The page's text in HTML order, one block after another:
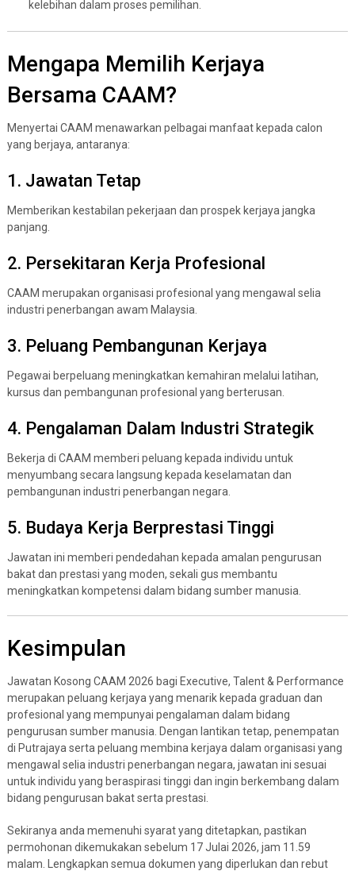
kelebihan dalam proses pemilihan.
Mengapa Memilih Kerjaya
Bersama CAAM?
Menyertai CAAM menawarkan pelbagai manfaat kepada calon
yang berjaya, antaranya:
1. Jawatan Tetap
Memberikan kestabilan pekerjaan dan prospek kerjaya jangka
panjang.
2. Persekitaran Kerja Profesional
CAAM merupakan organisasi profesional yang mengawal selia
industri penerbangan awam Malaysia.
3. Peluang Pembangunan Kerjaya
Pegawai berpeluang meningkatkan kemahiran melalui latihan,
kursus dan pembangunan profesional yang berterusan.
4. Pengalaman Dalam Industri Strategik
Bekerja di CAAM memberi peluang kepada individu untuk
menyumbang secara langsung kepada keselamatan dan
pembangunan industri penerbangan negara.
5. Budaya Kerja Berprestasi Tinggi
Jawatan ini memberi pendedahan kepada amalan pengurusan
bakat dan prestasi yang moden, sekali gus membantu
meningkatkan kompetensi dalam bidang sumber manusia.
Kesimpulan
Jawatan Kosong CAAM 2026 bagi Executive, Talent & Performance
merupakan peluang kerjaya yang menarik kepada graduan dan
profesional yang mempunyai pengalaman dalam bidang
pengurusan sumber manusia. Dengan lantikan tetap, penempatan
di Putrajaya serta peluang membina kerjaya dalam organisasi yang
mengawal selia industri penerbangan negara, jawatan ini sesuai
untuk individu yang beraspirasi tinggi dan ingin berkembang dalam
bidang pengurusan bakat serta prestasi.
Sekiranya anda memenuhi syarat yang ditetapkan, pastikan
permohonan dikemukakan sebelum 17 Julai 2026, jam 11.59
malam. Lengkapkan semua dokumen yang diperlukan dan rebut